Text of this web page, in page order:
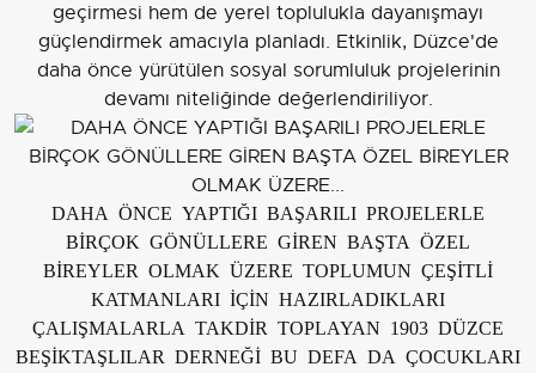
geçirmesi hem de yerel toplulukla dayanışmayı
güçlendirmek amacıyla planladı. Etkinlik, Düzce'de
daha önce yürütülen sosyal sorumluluk projelerinin
devamı niteliğinde değerlendiriliyor.
DAHA ÖNCE YAPTIĞI BAŞARILI PROJELERLE
BİRÇOK GÖNÜLLERE GİREN BAŞTA ÖZEL
BİREYLER OLMAK ÜZERE TOPLUMUN ÇEŞİTLİ
KATMANLARI İÇİN HAZIRLADIKLARI
ÇALIŞMALARLA TAKDİR TOPLAYAN 1903 DÜZCE
BEŞİKTAŞLILAR DERNEĞİ BU DEFA DA ÇOCUKLARI